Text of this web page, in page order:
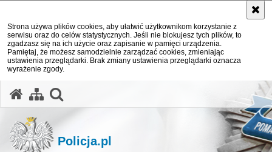
Strona używa plików cookies, aby ułatwić użytkownikom korzystanie z
serwisu oraz do celów statystycznych. Jeśli nie blokujesz tych plików, to
zgadzasz się na ich użycie oraz zapisanie w pamięci urządzenia.
Pamiętaj, że możesz samodzielnie zarządzać cookies, zmieniając
ustawienia przeglądarki. Brak zmiany ustawienia przeglądarki oznacza
wyrażenie zgody.
Policja.pl